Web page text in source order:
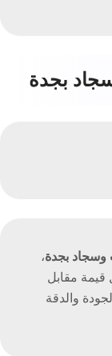
بجدة
بجدة،
مقابل
والدقة